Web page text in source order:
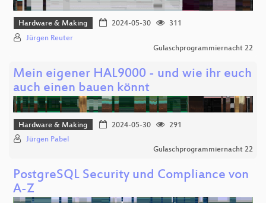
Hardware & Making 2024-05-30
311
Jürgen Reuter
Gulaschprogrammiernacht 22
Mein eigener HAL9000 - und wie ihr euch
auch einen bauen könnt
Hardware & Making 2024-05-30
291
Jürgen Pabel
Gulaschprogrammiernacht 22
PostgreSQL Security und Compliance von
A-Z